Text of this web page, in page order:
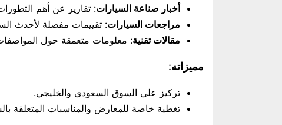
أخبار صناعة السيارات: تقارير عن أهم
مراجعات السيارات: تقييمات مفصلة لأحدث
مقالات تقنية: معلومات متعمقة حول
مميزاته:
تركيز على السوق السعودي والخليجي.
تغطية خاصة للمعارض والمناسبات المتعلقة